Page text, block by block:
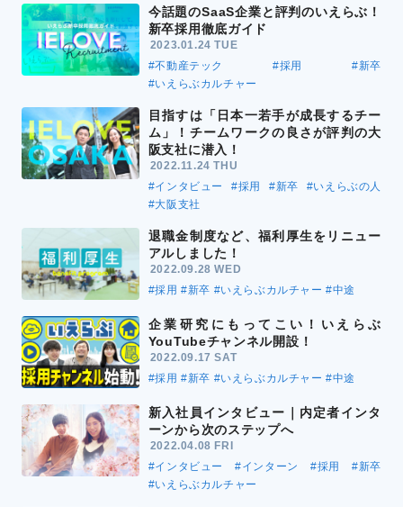
今話題のSaaS企業と評判のいえらぶ！
新卒採用徹底ガイド
2023.01.24 TUE
#不動産テック
#採用
#新卒
#いえらぶカルチャー
目指すは「日本一若手が成長するチー
ム」！チームワークの良さが評判の大
阪支社に潜入！
2022.11.24 THU
#インタビュー
#採用 #新卒
#いえらぶの人
#大阪支社
退職金制度など、福利厚生をリニュー
アルしました！
2022.09.28 WED
#採用 #新卒 #いえらぶカルチャー #中途
企業研究にもってこい！いえらぶ
YouTubeチャンネル開設！
2022.09.17 SAT
#採用 #新卒 #いえらぶカルチャー #中途
新入社員インタビュー｜内定者インタ
ーンから次のステップへ
2022.04.08 FRI
#インタビュー
#インターン #採用
#新卒
#いえらぶカルチャー